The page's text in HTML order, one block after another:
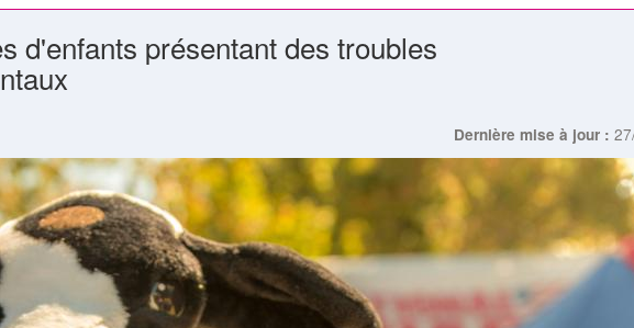
d'enfants présentant des troubles
Dernière mise à jour :